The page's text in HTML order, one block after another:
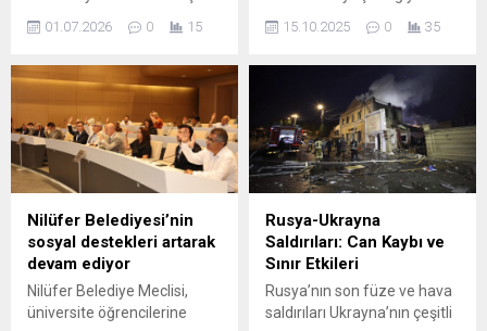
Kamuyu Aydınlatma
açıklamada transfer
detayları ve oyunculara
verilecek ücretler açıklandı.
Yapılan anlaşmaların
kapsamı: Aşağıda her
futbolcuyla ilgilenen
maddeler, sözleşme süresi
ve garanti ücret tutarları
özetlenmiştir. Samet
Akaydın Serbest statüde
bulunan Samet Akaydın ile
opsiyon hakkı kulübümüze...
01.07.2026 0 15
bir araya gelen Nilüferli kız
dayanışma temelli bir
deneyim yaşadı. Nilüfer
Belediyesi ve Nilüfer Kent
Konseyi, kız çocuklarının
güçlenmesi ve uluslararası
dayanışma bilincinin
gelişmesi amacıyla önemli
bir iş birliğine imza attı.
Uluslararası Erasmus Plus
15.10.2025 0 35
Nilüfer Belediyesi’nin
sosyal destekleri artarak
devam ediyor
Nilüfer Belediye Meclisi,
üniversite öğrencilerine
Rusya-Ukrayna
Saldırıları: Can Kaybı ve
Sınır Etkileri
Rusya’nın son füze ve hava
saldırıları Ukrayna’nın çeşitli